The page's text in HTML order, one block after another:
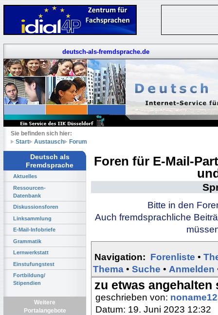
deutsch-als-fremdsprache.de
Sie befinden sich hier:
Start
Austausch Forum
Deutsch als
Fremdsprache
Aktuelles
Ressourcen-
Datenbank
Diskussionsforen
Linksammlung
E-Mail-Infobriefe
Grammatik
Lernwerkstatt
Einstufungstest
Fortbildung/
Stipendien
Weitere
Portalangebote
Foren für E-Mail-
Bitte in den
Auch fremdsprachliche
Navigation: Forenliste •
Thema • Suche • Anmelden
zu etwas angehalten
geschrieben von:
Datum: 19. Juni 2023 12:32